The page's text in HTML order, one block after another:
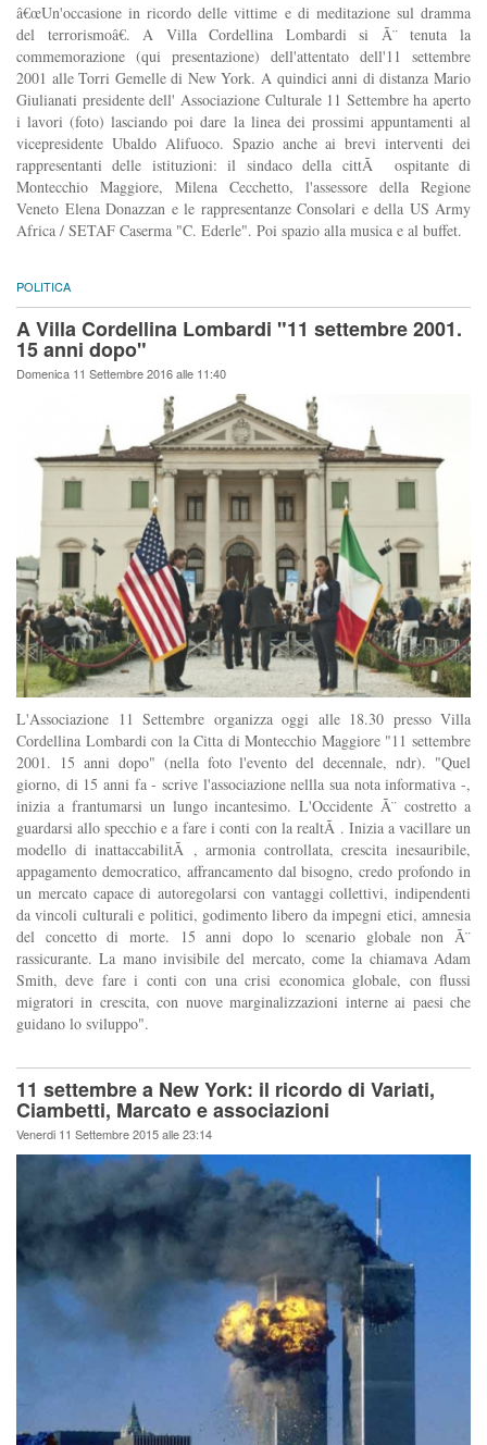
â€œUn'occasione in ricordo delle vittime e di meditazione sul dramma
del terrorismoâ€. A Villa Cordellina Lombardi si Ã¨ tenuta la
commemorazione (qui presentazione) dell'attentato dell'11 settembre
2001 alle Torri Gemelle di New York. A quindici anni di distanza Mario
Giulianati presidente dell' Associazione Culturale 11 Settembre ha aperto
i lavori (foto) lasciando poi dare la linea dei prossimi appuntamenti al
vicepresidente Ubaldo Alifuoco. Spazio anche ai brevi interventi dei
rappresentanti delle istituzioni: il sindaco della cittÃ ospitante di
Montecchio Maggiore, Milena Cecchetto, l'assessore della Regione
Veneto Elena Donazzan e le rappresentanze Consolari e della US Army
Africa / SETAF Caserma "C. Ederle". Poi spazio alla musica e al buffet.
POLITICA
A Villa Cordellina Lombardi "11 settembre 2001.
15 anni dopo"
Domenica 11 Settembre 2016 alle 11:40
L'Associazione 11 Settembre organizza oggi alle 18.30 presso Villa
Cordellina Lombardi con la Citta di Montecchio Maggiore "11 settembre
2001. 15 anni dopo" (nella foto l'evento del decennale, ndr). "Quel
giorno, di 15 anni fa - scrive l'associazione nellla sua nota informativa -,
inizia a frantumarsi un lungo incantesimo. L'Occidente Ã¨ costretto a
guardarsi allo specchio e a fare i conti con la realtÃ . Inizia a vacillare un
modello di inattaccabilitÃ , armonia controllata, crescita inesauribile,
appagamento democratico, affrancamento dal bisogno, credo profondo in
un mercato capace di autoregolarsi con vantaggi collettivi, indipendenti
da vincoli culturali e politici, godimento libero da impegni etici, amnesia
del concetto di morte. 15 anni dopo lo scenario globale non Ã¨
rassicurante. La mano invisibile del mercato, come la chiamava Adam
Smith, deve fare i conti con una crisi economica globale, con flussi
migratori in crescita, con nuove marginalizzazioni interne ai paesi che
guidano lo sviluppo".
11 settembre a New York: il ricordo di Variati,
Ciambetti, Marcato e associazioni
Venerdi 11 Settembre 2015 alle 23:14